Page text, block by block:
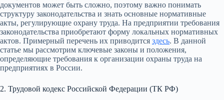
документов может быть сложно, поэтому важно понимать
структуру законодательства и знать основные нормативные
акты, регулирующие охрану труда. На предприятии требования
законодательства приобретают форму локальных нормативных
актов. Примерный перечень их приводится здесь. В данной
статье мы рассмотрим ключевые законы и положения,
определяющие требования к организации охраны труда на
предприятиях в России.
2. Трудовой кодекс Российской Федерации (ТК РФ)